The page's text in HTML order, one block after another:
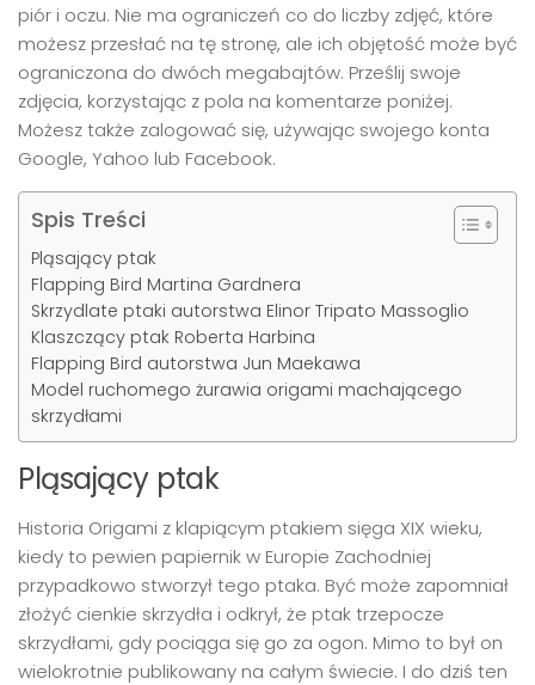
piór i oczu. Nie ma ograniczeń co do liczby zdjęć, które
możesz przesłać na tę stronę, ale ich objętość może być
ograniczona do dwóch megabajtów. Prześlij swoje
zdjęcia, korzystając z pola na komentarze poniżej.
Możesz także zalogować się, używając swojego konta
Google, Yahoo lub Facebook.
Spis Treści
Pląsający ptak
Flapping Bird Martina Gardnera
Skrzydlate ptaki autorstwa Elinor Tripato Massoglio
Klaszczący ptak Roberta Harbina
Flapping Bird autorstwa Jun Maekawa
Model ruchomego żurawia origami machającego
skrzydłami
Pląsający ptak
Historia Origami z klapiącym ptakiem sięga XIX wieku,
kiedy to pewien papiernik w Europie Zachodniej
przypadkowo stworzył tego ptaka. Być może zapomniał
złożyć cienkie skrzydła i odkrył, że ptak trzepocze
skrzydłami, gdy pociąga się go za ogon. Mimo to był on
wielokrotnie publikowany na całym świecie. I do dziś ten